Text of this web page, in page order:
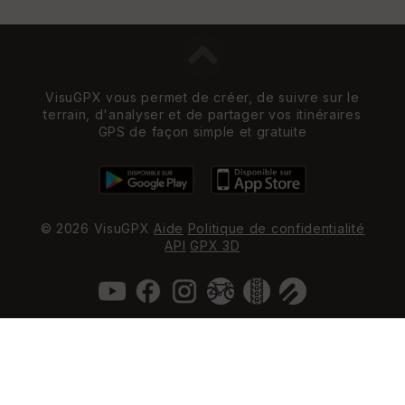
VisuGPX vous permet de créer, de suivre sur le
terrain, d'analyser et de partager vos itinéraires
GPS de façon simple et gratuite
© 2026 VisuGPX Aide Politique de confidentialité
API GPX 3D